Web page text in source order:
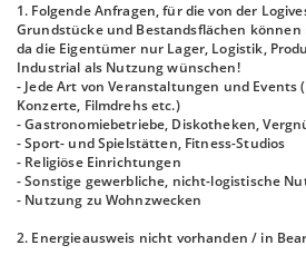
1. Folgende Anfragen, für die von der
Grundstücke und Bestandsflächen
da die Eigentümer nur Lager, Logistik,
Industrial als Nutzung wünschen!
- Jede Art von Veranstaltungen und Events
Konzerte, Filmdrehs etc.)
- Gastronomiebetriebe, Diskotheken,
- Sport- und Spielstätten, Fitness-Studios
- Religiöse Einrichtungen
- Sonstige gewerbliche, nicht-logistische
- Nutzung zu Wohnzwecken
2. Energieausweis nicht vorhanden / in